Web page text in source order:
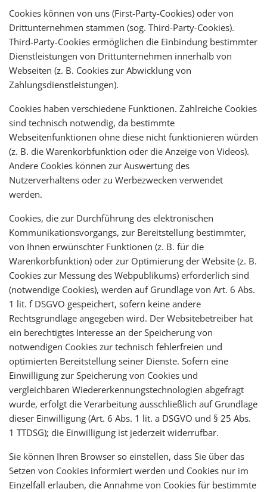
Cookies können von uns (First-Party-Cookies) oder von
Drittunternehmen stammen (sog. Third-Party-Cookies).
Third-Party-Cookies ermöglichen die Einbindung bestimmter
Dienstleistungen von Drittunternehmen innerhalb von
Webseiten (z. B. Cookies zur Abwicklung von
Zahlungsdienstleistungen).
Cookies haben verschiedene Funktionen. Zahlreiche Cookies
sind technisch notwendig, da bestimmte
Webseitenfunktionen ohne diese nicht funktionieren würden
(z. B. die Warenkorbfunktion oder die Anzeige von Videos).
Andere Cookies können zur Auswertung des
Nutzerverhaltens oder zu Werbezwecken verwendet
werden.
Cookies, die zur Durchführung des elektronischen
Kommunikationsvorgangs, zur Bereitstellung bestimmter,
von Ihnen erwünschter Funktionen (z. B. für die
Warenkorbfunktion) oder zur Optimierung der Website (z. B.
Cookies zur Messung des Webpublikums) erforderlich sind
(notwendige Cookies), werden auf Grundlage von Art. 6 Abs.
1 lit. f DSGVO gespeichert, sofern keine andere
Rechtsgrundlage angegeben wird. Der Websitebetreiber hat
ein berechtigtes Interesse an der Speicherung von
notwendigen Cookies zur technisch fehlerfreien und
optimierten Bereitstellung seiner Dienste. Sofern eine
Einwilligung zur Speicherung von Cookies und
vergleichbaren Wiedererkennungstechnologien abgefragt
wurde, erfolgt die Verarbeitung ausschließlich auf Grundlage
dieser Einwilligung (Art. 6 Abs. 1 lit. a DSGVO und § 25 Abs.
1 TTDSG); die Einwilligung ist jederzeit widerrufbar.
Sie können Ihren Browser so einstellen, dass Sie über das
Setzen von Cookies informiert werden und Cookies nur im
Einzelfall erlauben, die Annahme von Cookies für bestimmte